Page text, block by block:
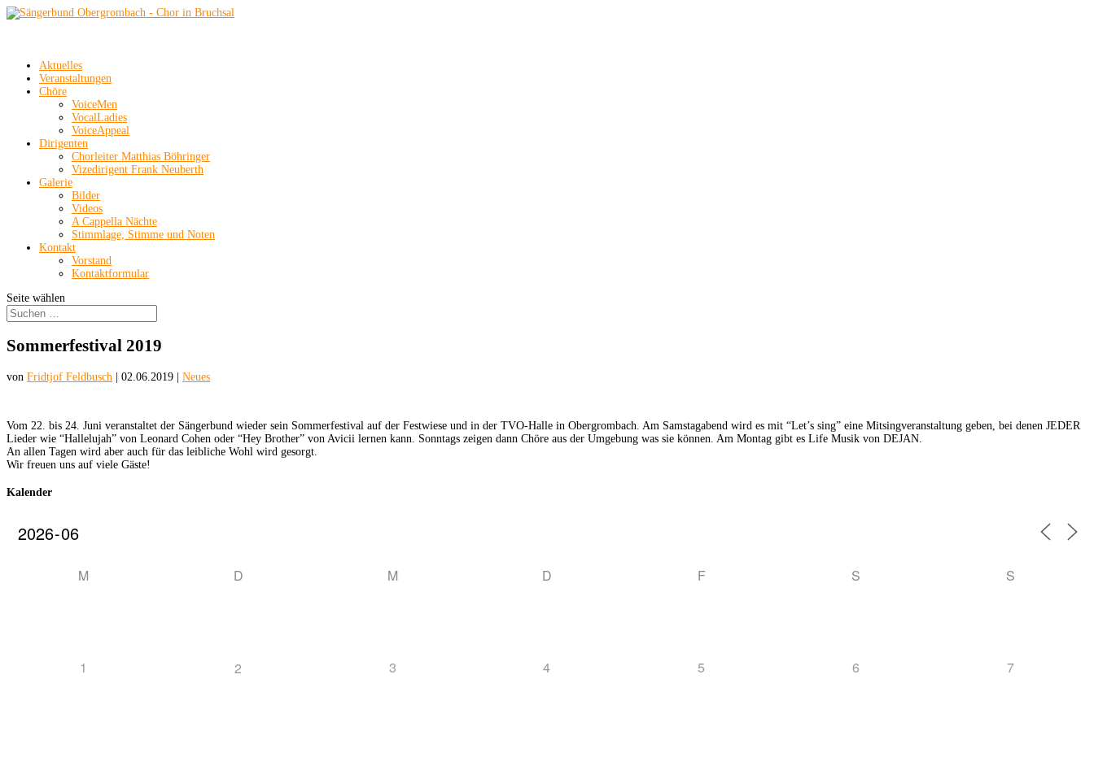
Aktuelles
Veranstaltungen
Chöre
VoiceMen
VocalLadies
VoiceAppeal
Dirigenten
Chorleiter Matthias Böhringer
Vizedirigent Frank Neuberth
Galerie
Bilder
Videos
A Cappella Nächte
Stimmlage, Stimme und Noten
Kontakt
Vorstand
Kontaktformular
Seite wählen
Sommerfestival 2019
von Fridtjof Feldbusch 02.06.2019 Neues
Vom 22. bis 24. Juni veranstaltet der Sängerbund wieder sein Sommerfestival auf der Festwiese und in der TVO-Halle in Obergrombach. Am Samstagabend wird es mit “Let’s sing” eine Mitsingveranstaltung geben, bei denen JEDER
Lieder wie “Hallelujah” von Leonard Cohen oder “Hey Brother” von Avicii lernen kann. Sonntags zeigen dann Chöre aus der Umgebung was sie können. Am Montag gibt es Life Musik von DEJAN.
An allen Tagen wird aber auch für das leibliche Wohl wird gesorgt.
Wir freuen uns auf viele Gäste!
Kalender
M D M D F S S
1 2 3 4 5 6 7